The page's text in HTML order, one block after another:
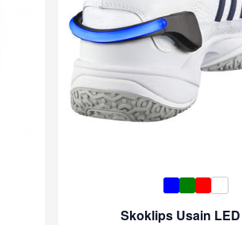
Skoklips Usain LED